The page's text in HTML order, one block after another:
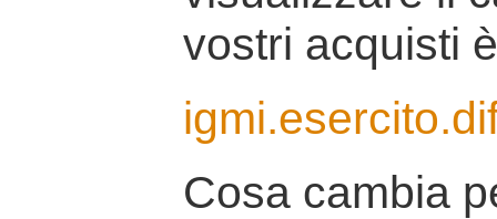
vostri acquisti
Cosa cambia